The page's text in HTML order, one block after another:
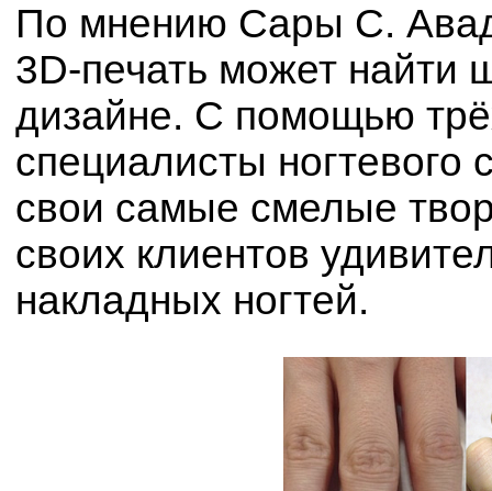
По мнению Сары С.
3D-печать может найти
дизайне. С помощью
специалисты ногтевого
свои самые смелые
своих клиентов
накладных ногтей.